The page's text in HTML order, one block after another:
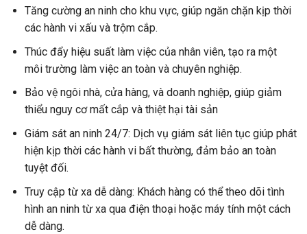
Tăng cường an ninh cho khu vực, giúp ngăn chặn kịp thời
các hành vi xấu và trộm cắp.
Thúc đẩy hiệu suất làm việc của nhân viên, tạo ra một
môi trường làm việc an toàn và chuyên nghiệp.
Bảo vệ ngôi nhà, cửa hàng, và doanh nghiệp, giúp giảm
thiểu nguy cơ mất cắp và thiệt hại tài sản
Giám sát an ninh 24/7: Dịch vụ giám sát liên tục giúp phát
hiện kịp thời các hành vi bất thường, đảm bảo an toàn
tuyệt đối.
Truy cập từ xa dễ dàng: Khách hàng có thể theo dõi tình
hình an ninh từ xa qua điện thoại hoặc máy tính một cách
dễ dàng.